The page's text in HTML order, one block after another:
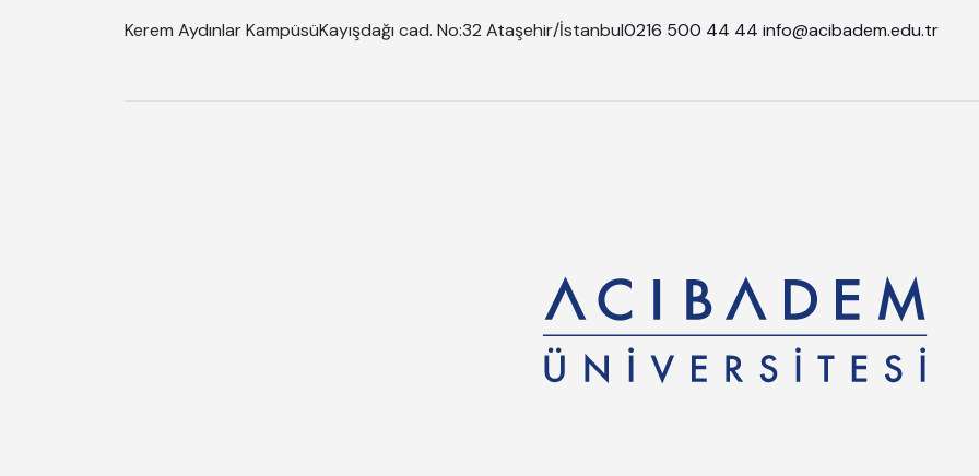
Kerem Aydınlar KampüsüKayışdağı cad. No:32 Ataşehir/İstanbul0216 500 44 44 info@acibadem.edu.tr